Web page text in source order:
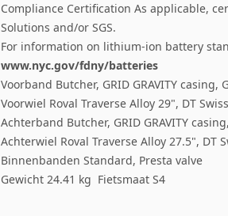
Compliance Certification As applicable,
Solutions and/or SGS.
For information on lithium-ion battery
www.nyc.gov/fdny/batteries
Voorband Butcher, GRID GRAVITY casing,
Voorwiel Roval Traverse Alloy 29", DT
Achterband Butcher, GRID GRAVITY
Achterwiel Roval Traverse Alloy 27.5", DT
Binnenbanden Standard, Presta valve
Gewicht 24.41 kg Fietsmaat S4